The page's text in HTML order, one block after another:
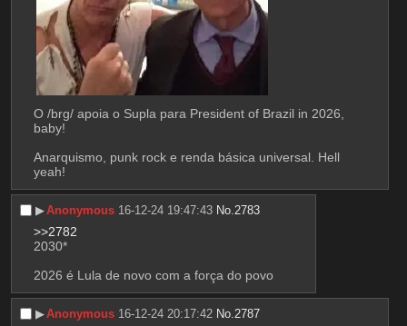
O /brg/ apoia o Supla para President of Brazil in 2026,
baby!
Anarquismo, punk rock e renda básica universal. Hell
yeah!
▶︎Anonymous 16-12-24 19:47:43 No. 2783
>>2782
2030*
2026 é Lula de novo com a força do povo
▶︎Anonymous 16-12-24 20:17:42 No. 2787